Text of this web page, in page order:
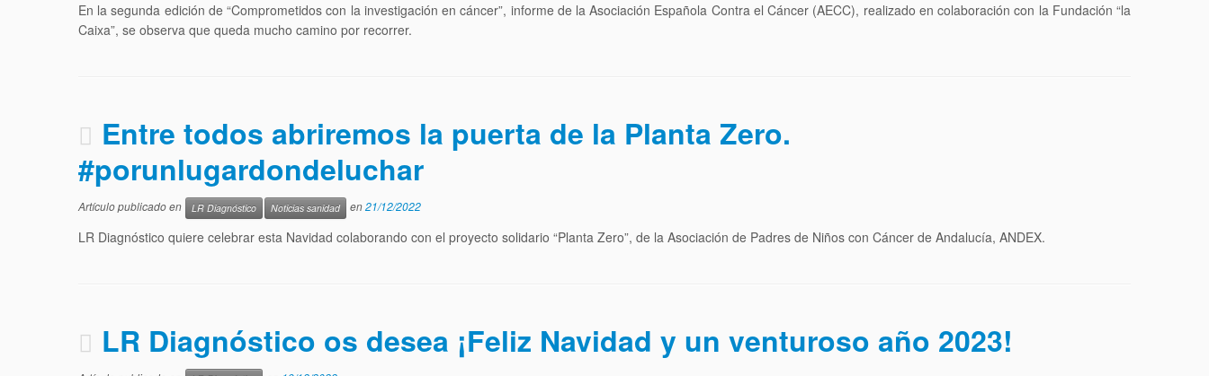
En la segunda edición de “Comprometidos con la investigación en cáncer”, informe de la Asociación Española Contra el Cáncer (AECC), realizado en colaboración con la Fundación “la
Caixa”, se observa que queda mucho camino por recorrer.
Entre todos abriremos la puerta de la Planta Zero.
#porunlugardondeluchar
Artículo publicado en LR Diagnóstico Noticias sanidad en21/12/2022
LR Diagnóstico quiere celebrar esta Navidad colaborando con el proyecto solidario “Planta Zero”, de la Asociación de Padres de Niños con Cáncer de Andalucía, ANDEX.
LR Diagnóstico os desea ¡Feliz Navidad y un venturoso año 2023!